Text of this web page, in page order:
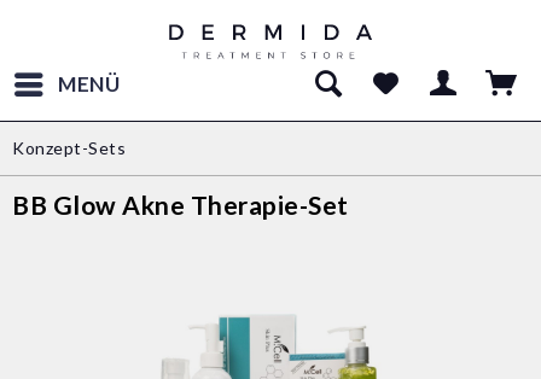
MENÜ
Konzept-Sets
BB Glow Akne Therapie-Set